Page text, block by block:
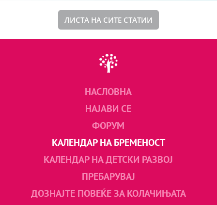
ЛИСТА НА СИТЕ СТАТИИ
НАСЛОВНА
НАЈАВИ СЕ
ФОРУМ
КАЛЕНДАР НА БРЕМЕНОСТ
КАЛЕНДАР НА ДЕТСКИ РАЗВОЈ
ПРЕБАРУВАЈ
ДОЗНАЈТЕ ПОВЕЌЕ ЗА КОЛАЧИЊАТА